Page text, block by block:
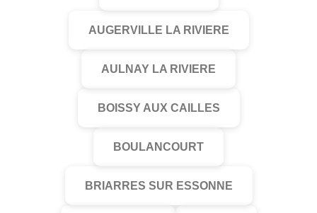
AUGERVILLE LA RIVIERE
AULNAY LA RIVIERE
BOISSY AUX CAILLES
BOULANCOURT
BRIARRES SUR ESSONNE